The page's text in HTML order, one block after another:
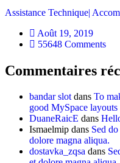
Assistance Technique|
Août 19, 2019
55648 Comments
Commentaires
bandar slot dans To
good MySpace layouts
DuaneRaicE dans
Ismaelmip dans Sed
dolore magna aliqua.
dostavka_zqsa dans